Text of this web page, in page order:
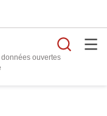
ouvertes